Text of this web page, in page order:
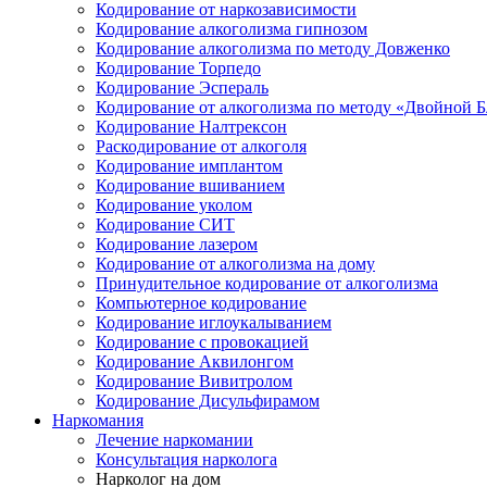
Кодирование от наркозависимости
Кодирование алкоголизма гипнозом
Кодирование алкоголизма по методу Довженко
Кодирование Торпедо
Кодирование Эспераль
Кодирование от алкоголизма по методу «Двойной
Кодирование Налтрексон
Раскодирование от алкоголя
Кодирование имплантом
Кодирование вшиванием
Кодирование уколом
Кодирование СИТ
Кодирование лазером
Кодирование от алкоголизма на дому
Принудительное кодирование от алкоголизма
Компьютерное кодирование
Кодирование иглоукалыванием
Кодирование с провокацией
Кодирование Аквилонгом
Кодирование Вивитролом
Кодирование Дисульфирамом
Наркомания
Лечение наркомании
Консультация нарколога
Нарколог на дом